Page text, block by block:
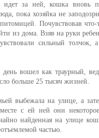
идет за ней, кошка вновь
пока хозяйка не
Почувствовав что-
из дома. Взяв на руки
сильный толчок,
вошел как траурный,
больше 25 тысяч жизней.
выбежала на улице, а
с ей ней они
найденная на улице
частью.